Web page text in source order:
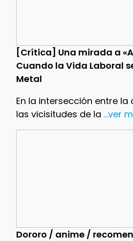
[Crítica] Una mirada a
Cuando la Vida Laboral
Metal
En la intersección entre
las vicisitudes de la ...ver
Dororo / anime /